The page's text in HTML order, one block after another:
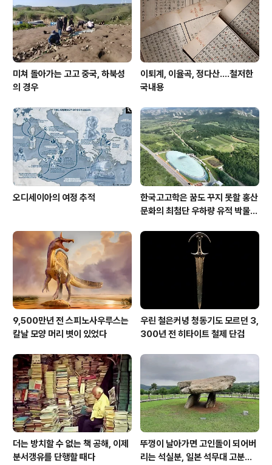
미쳐 돌아가는 고고 중국, 하북성
의 경우
이퇴계, 이율곡, 정다산....철저한
국내용
오디세이아의 여정 추적
한국고고학은 꿈도 꾸지 못할 홍산
문화의 최첨단 우하량 유적 박물관
9,500만년 전 스피노사우루스는
칼날 모양 머리 볏이 있었다
우린 철은커녕 청동기도 모르던 3,
300년 전 히타이트 철제 단검
더는 방치할 수 없는 책 공해, 이제
분서갱유를 단행할 때다
뚜껑이 날아가면 고인돌이 되어버
리는 석실분, 일본 석무대 고분의